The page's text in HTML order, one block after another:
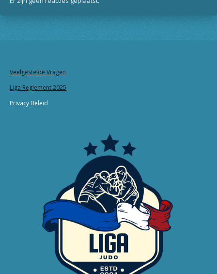
Veelgestelde Vragen
Liga Reglement 2025
Privacy Beleid